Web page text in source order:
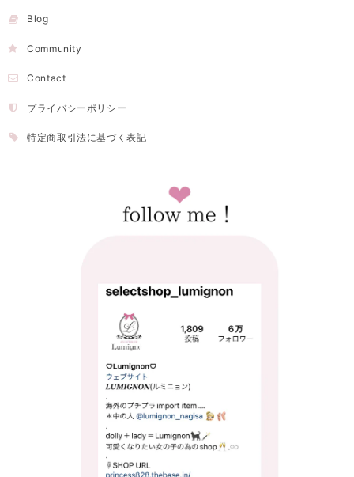
Blog
Community
Contact
プライバシーポリシー
特定商取引法に基づく表記